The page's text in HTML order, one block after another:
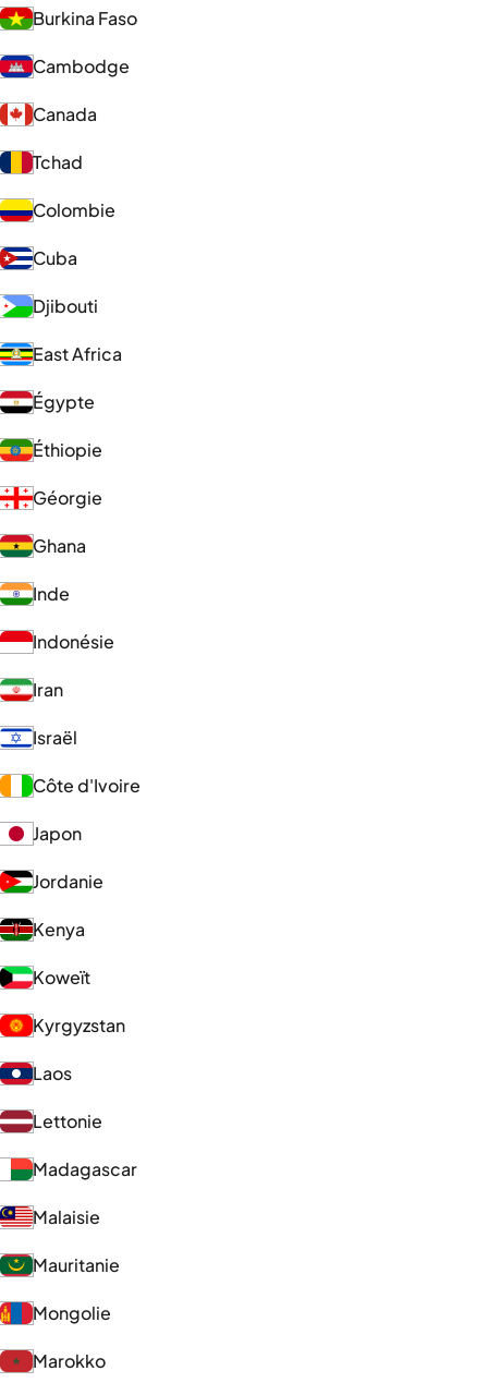
Burkina Faso
Cambodge
Canada
Tchad
Colombie
Cuba
Djibouti
East Africa
Égypte
Éthiopie
Géorgie
Ghana
Inde
Indonésie
Iran
Israël
Côte d'Ivoire
Japon
Jordanie
Kenya
Koweït
Kyrgyzstan
Laos
Lettonie
Madagascar
Malaisie
Mauritanie
Mongolie
Marokko